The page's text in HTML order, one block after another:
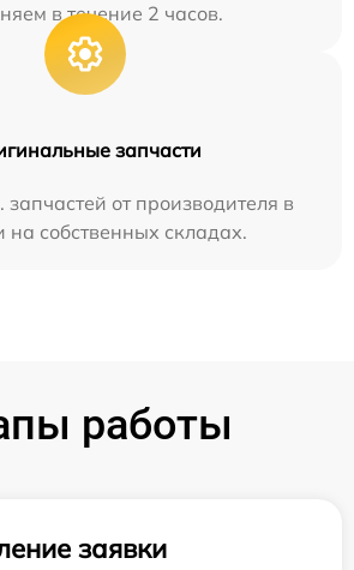
в течение 2 часов.
запчасти
запчастей от производителя в
на собственных складах.
работы
заявки